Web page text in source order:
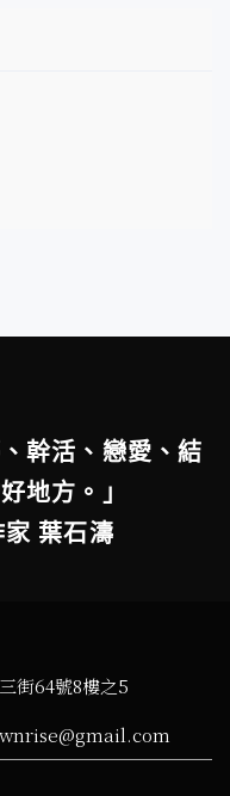
幹活、戀愛、結
地方。」
葉石濤
街64號8樓之5